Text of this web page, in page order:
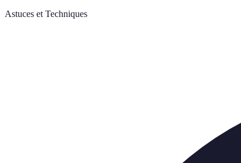
Astuces et Techniques